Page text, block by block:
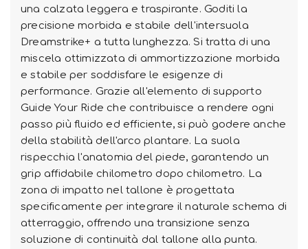
una calzata leggera e traspirante. Goditi la
precisione morbida e stabile dell'intersuola
Dreamstrike+ a tutta lunghezza. Si tratta di una
miscela ottimizzata di ammortizzazione morbida
e stabile per soddisfare le esigenze di
performance. Grazie all'elemento di supporto
Guide Your Ride che contribuisce a rendere ogni
passo più fluido ed efficiente, si può godere anche
della stabilità dell'arco plantare. La suola
rispecchia l'anatomia del piede, garantendo un
grip affidabile chilometro dopo chilometro. La
zona di impatto nel tallone è progettata
specificamente per integrare il naturale schema di
atterraggio, offrendo una transizione senza
soluzione di continuità dal tallone alla punta.